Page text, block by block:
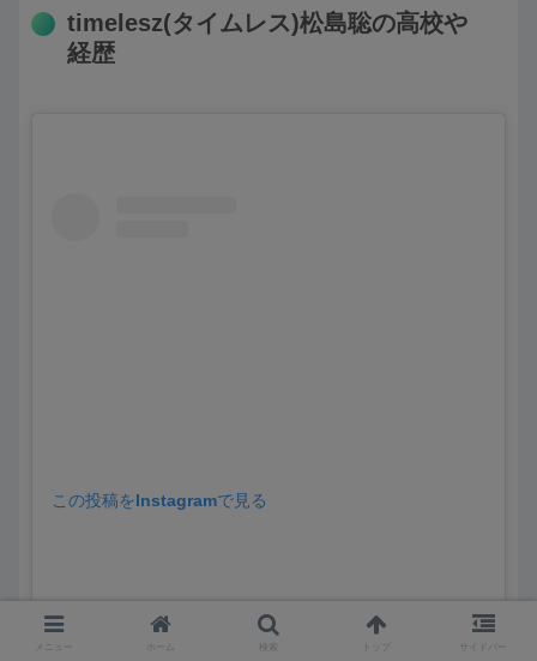
timelesz(タイムレス)松島聡の高校や
経歴
この投稿をInstagramで見る
メニュー ホーム 検索 トップ サイドバー